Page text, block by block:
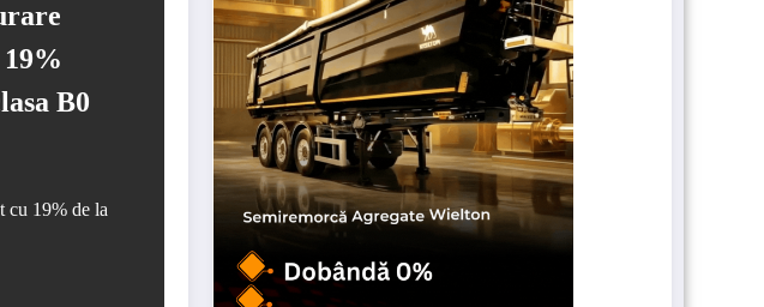
B0
cu 19% de la